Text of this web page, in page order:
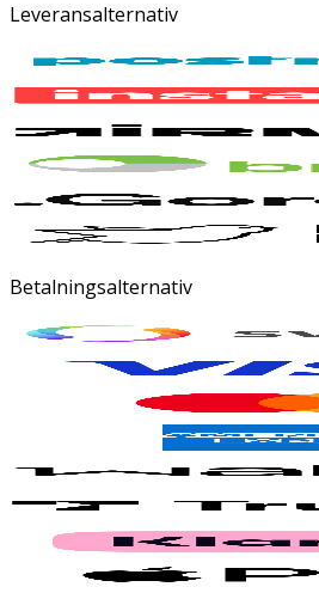
Leveransalternativ
Betalningsalternativ